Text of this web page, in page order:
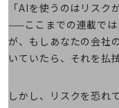
ネットワーク・モバイル
クラウド・データセンター
セキュリティ
「AIを使うのはリスク
——ここまでの連載では
が、もしあなたの会社
いていたら、それを払
しかし、リスクを恐れ